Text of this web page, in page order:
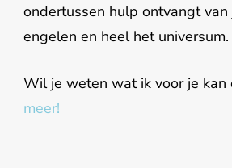
ondertussen hulp ontvangt van
engelen en heel het universum.
Wil je weten wat ik voor je kan
meer!